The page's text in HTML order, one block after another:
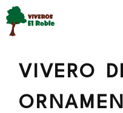
VIVERO